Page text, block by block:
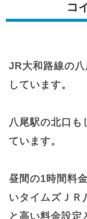
コ
JR大和路線の
しています。
八尾駅の北口も
ています。
昼間の1時間料
いタイムズＪＲ
と高い料金設定